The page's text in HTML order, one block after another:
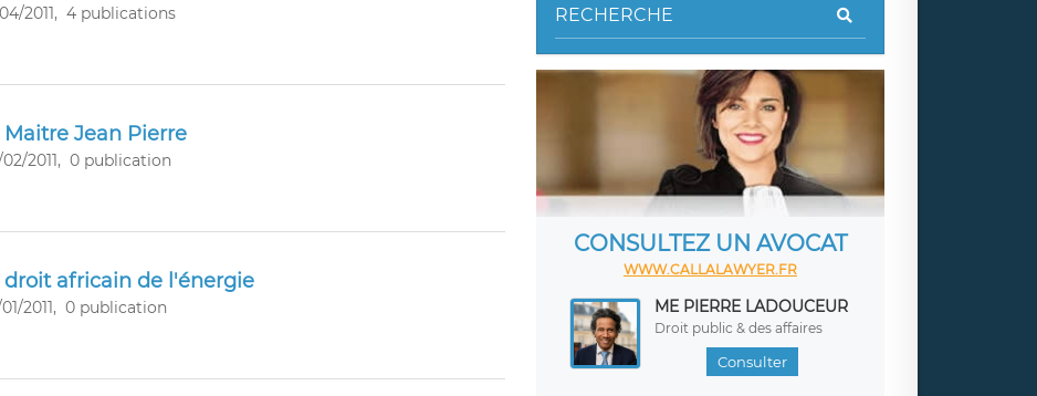
2011, 4 publications
Jean Pierre
2011, 0 publication
droit africain de l'énergie
2011, 0 publication
CONSULTEZ UN AVOCAT
WWW.CALLALAWYER.FR
ME PIERRE LADOUCEUR
Droit public & des affaires
Consulter